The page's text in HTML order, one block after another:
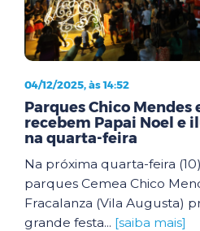
04/12/2025, às 14:52
Parques Chico Mendes
recebem Papai Noel e
na quarta-feira
Na próxima quarta-feira
parques Cemea Chico
Fracalanza (Vila Augusta)
grande festa... [saiba mais]